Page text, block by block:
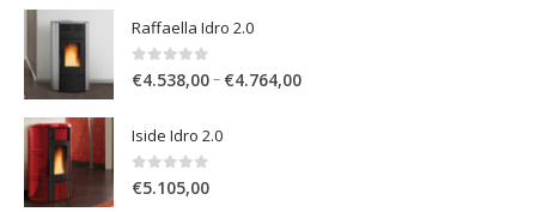
Raffaella Idro 2.0
0 out of 5
€4.538,00– €4.764,00
Iside Idro 2.0
0out of 5
€5.105,00